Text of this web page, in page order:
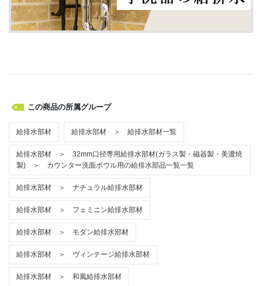
この商品の所属グループ
給排水部材 給排水部材 ＞ 給排水部材一覧
給排水部材 ＞ 32mm口径専用給排水部材(ガラス製・磁器製・美濃焼
製) ＞ カウンター洗面ボウル用の給排水部品一覧一覧
給排水部材 ＞ ナチュラル給排水部材
給排水部材 ＞ フェミニン給排水部材
給排水部材 ＞ モダン給排水部材
給排水部材 ＞ ヴィンテージ給排水部材
給排水部材 ＞ 和風給排水部材